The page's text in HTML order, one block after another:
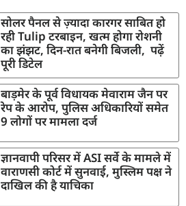
सोलर पैनल से ज़्यादा कारगर साबित हो
रही Tulip टरबाइन, खत्म होगा रोशनी
का झंझट, दिन-रात बनेगी बिजली, पढ़ें
पूरी डिटेल
बाड़मेर के पूर्व विधायक मेवाराम जैन पर
रेप के आरोप, पुलिस अधिकारियों समेत
9 लोगों पर मामला दर्ज
ज्ञानवापी परिसर में ASI सर्वे के मामले में
वाराणसी कोर्ट में सुनवाई, मुस्लिम पक्ष ने
दाखिल की है याचिका